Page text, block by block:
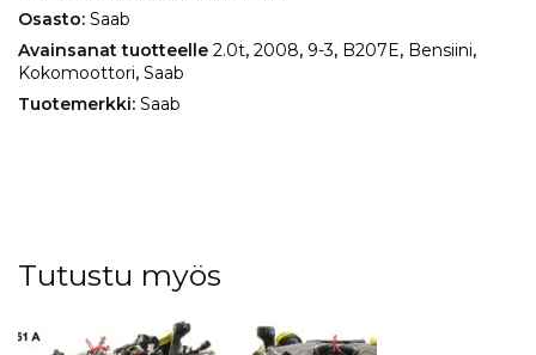
Osasto: Saab
Avainsanat tuotteelle 2.0t, 2008, 9-3, B207E, Bensiini,
Kokomoottori, Saab
Tuotemerkki: Saab
Tutustu myös